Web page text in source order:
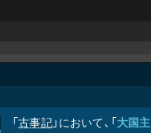
「古事記」において、「大国